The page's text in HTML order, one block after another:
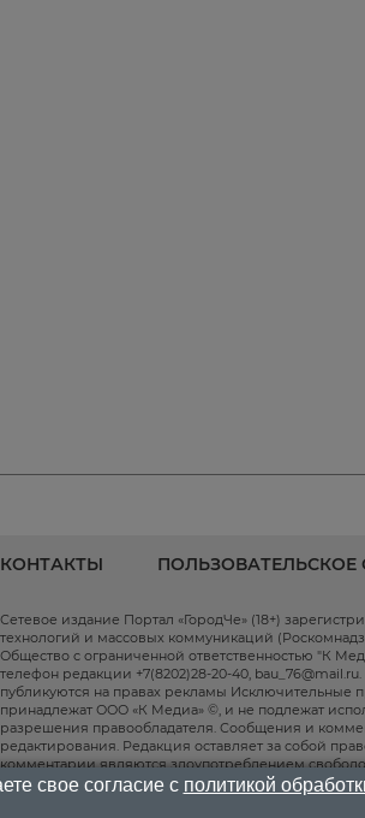
КОНТАКТЫ ПОЛЬЗОВАТЕЛЬСКОЕ
Сетевое издание Портал «ГородЧе» (18+)
технологий и массовых коммуникаций
Общество с ограниченной ответственностью "К
телефон редакции +7(8202)28-20-40,
публикуются на правах рекламы Исключительные
принадлежат ООО «К Медиа» ©, и не подлежат
разрешения правообладателя. Сообщения и
редактирования. Редакция оставляет за собой
комментарии являются злоупотреблением
информационном ресурсе применяются
информации на основе сбора, систематизации и
свое согласие с политикой